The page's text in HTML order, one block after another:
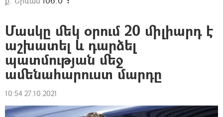
Մասկը մեկ օրում 20 միլիարդ է
աշխատել և դարձել
պատմության մեջ
ամենահարուստ մարդը
10:54 27.10.2021